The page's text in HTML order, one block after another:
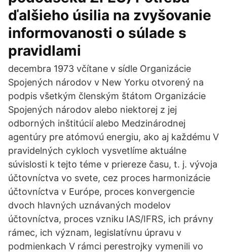
ďalšieho úsilia na zvyšovanie
informovanosti o súlade s
pravidlami
decembra 1973 včítane v sídle Organizácie
Spojených národov v New Yorku otvorený na
podpis všetkým členským štátom Organizácie
Spojených národov alebo niektorej z jej
odborných inštitúcií alebo Medzinárodnej
agentúry pre atómovú energiu, ako aj každému V
pravidelných cykloch vysvetlíme aktuálne
súvislosti k tejto téme v priereze času, t. j. vývoja
účtovníctva vo svete, cez proces harmonizácie
účtovníctva v Európe, proces konvergencie
dvoch hlavných uznávaných modelov
účtovníctva, proces vzniku IAS/IFRS, ich právny
rámec, ich význam, legislatívnu úpravu v
podmienkach V rámci perestrojky vymenili vo